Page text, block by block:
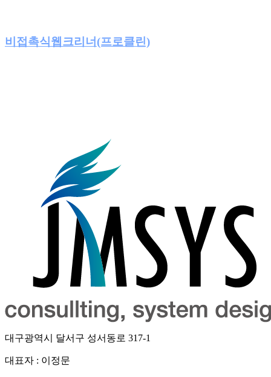
비접촉식웹크리너(프로클린)
대구광역시 달서구 성서동로 317-1
대표자 : 이정문